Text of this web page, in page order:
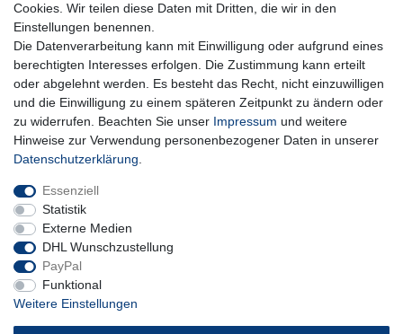
** Hierbei handelt es sich um ein Pflichtfeld.
Impressum Daten­schutz­erklärung AGB
Cookies. Wir teilen diese Daten mit Dritten, die wir in den
Einstellungen benennen.
Die Datenverarbeitung kann mit Einwilligung oder aufgrund eines
berechtigten Interesses erfolgen. Die Zustimmung kann erteilt
oder abgelehnt werden. Es besteht das Recht, nicht einzuwilligen
und die Einwilligung zu einem späteren Zeitpunkt zu ändern oder
zu widerrufen. Beachten Sie unser Impressum und weitere
Hinweise zur Verwendung personenbezogener Daten in unserer
Daten­schutz­erklärung
Essenziell
Statistik
Externe Medien
DHL Wunschzustellung
PayPal
Funktional
Weitere Einstellungen